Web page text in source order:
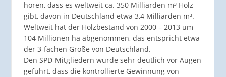
hören, dass es weltweit ca. 350 Milliarden m³ Holz
gibt, davon in Deutschland etwa 3,4 Milliarden m³.
Weltweit hat der Holzbestand von 2000 – 2013 um
104 Millionen ha abgenommen, das entspricht etwa
der 3-fachen Größe von Deutschland.
Den SPD-Mitgliedern wurde sehr deutlich vor Augen
geführt, dass die kontrollierte Gewinnung von